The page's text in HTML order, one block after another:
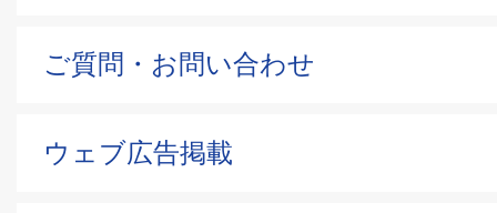
ご質問・お問い合わせ
ウェブ広告掲載